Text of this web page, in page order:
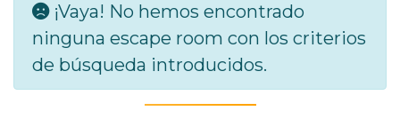
¡Vaya! No hemos encontrado
ninguna escape room con los criterios
de búsqueda introducidos.